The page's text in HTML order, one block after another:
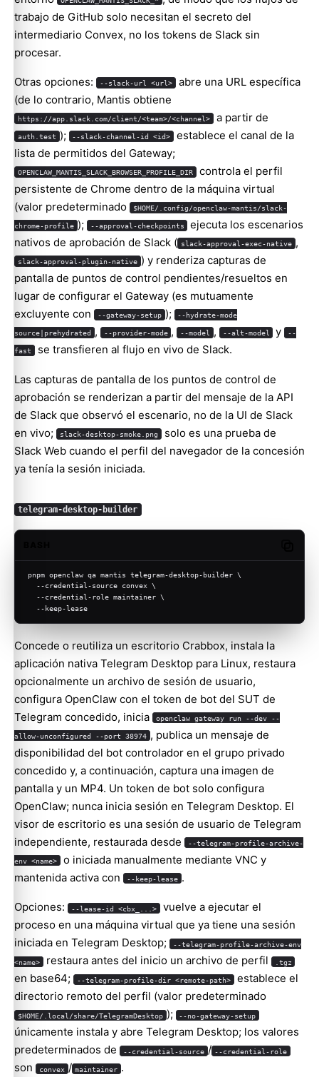
trabajo de GitHub solo necesitan el secreto del
intermediario Convex, no los tokens de Slack sin
procesar.
Otras opciones: --slack-url <url> abre una URL específica
(de lo contrario, Mantis obtiene
https://app.slack.com/client/<team>/<channel> a partir de
auth.test ); --slack-channel-id <id>
establece el canal de la
lista de permitidos del Gateway;
OPENCLAW_MANTIS_SLACK_BROWSER_PROFILE_DIR controla el perfil
persistente de Chrome dentro de la máquina virtual
(valor predeterminado
$HOME/.config/openclaw-mantis/slack-
chrome-profile ); --approval-checkpoints
ejecuta los escenarios
nativos de aprobación de Slack ( slack-approval-exec-native ,
slack-approval-plugin-native ) y renderiza capturas de
pantalla de puntos de control pendientes/resueltos en
lugar de configurar el Gateway (es mutuamente
excluyente con
--gateway-setup ); --hydrate-mode
source|prehydrated , --provider-mode , --model , --alt-model y --
fast se transfieren al flujo en vivo de Slack.
Las capturas de pantalla de los puntos de control de
aprobación se renderizan a partir del mensaje de la API
de Slack que observó el escenario, no de la UI de Slack
en vivo;
slack-desktop-smoke.png solo es una prueba de
Slack Web cuando el perfil del navegador de la concesión
ya tenía la sesión iniciada.
telegram-desktop-builder
pnpm openclaw qa mantis telegram-desktop-builder \
  --credential-source convex \
  --credential-role maintainer \
  --keep-lease
Concede o reutiliza un escritorio Crabbox, instala la
aplicación nativa Telegram Desktop para Linux, restaura
opcionalmente un archivo de sesión de usuario,
configura OpenClaw con el token de bot del SUT de
Telegram concedido, inicia
openclaw gateway run --dev --
allow-unconfigured --port 38974 , publica un mensaje de
disponibilidad del bot controlador en el grupo privado
concedido y, a continuación, captura una imagen de
pantalla y un MP4. Un token de bot solo configura
OpenClaw; nunca inicia sesión en Telegram Desktop. El
visor de escritorio es una sesión de usuario de Telegram
independiente, restaurada desde
--telegram-profile-archive-
env <name> o iniciada manualmente mediante VNC y
mantenida activa con
--keep-lease .
Opciones: --lease-id <cbx_...> vuelve a ejecutar el
proceso en una máquina virtual que ya tiene una sesión
iniciada en Telegram Desktop;
--telegram-profile-archive-env
<name> restaura antes del inicio un archivo de perfil .tgz
en base64; --telegram-profile-dir <remote-path> establece el
directorio remoto del perfil (valor predeterminado
$HOME/.local/share/TelegramDesktop ); --no-gateway-setup
únicamente instala y abre Telegram Desktop; los valores
predeterminados de
--credential-source / --credential-role
son convex / maintainer .